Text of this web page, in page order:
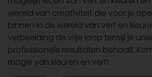
wereld van creativiteit die voor je
binnen in de wereld van verf en
verbeelding de vrije loop terwijl je
professionele resultaten behaalt.
magie van kleuren en verf!